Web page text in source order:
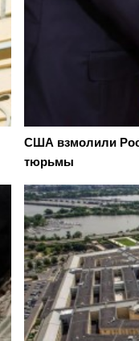
США взмолили
тюрьмы